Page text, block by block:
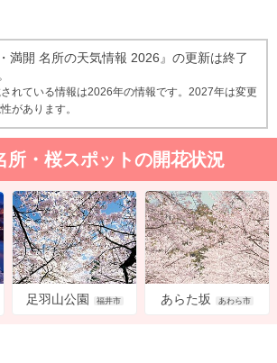
満開 名所の天気情報 2026』の更新は終了
れている情報は2026年の情報です。2027年は変更
があります。
所・桜スポットの開花状況
足羽山公園 福井市 あらた坂 あわら市